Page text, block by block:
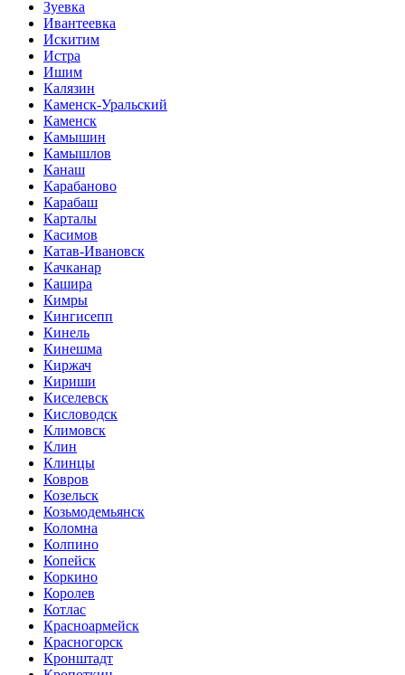
Зуевка
Ивантеевка
Искитим
Истра
Ишим
Калязин
Каменск-Уральский
Каменск
Камышин
Камышлов
Канаш
Карабаново
Карабаш
Карталы
Касимов
Катав-Ивановск
Качканар
Кашира
Кимры
Кингисепп
Кинель
Кинешма
Киржач
Кириши
Киселевск
Кисловодск
Климовск
Клин
Клинцы
Ковров
Козельск
Козьмодемьянск
Коломна
Колпино
Копейск
Коркино
Королев
Котлас
Красноармейск
Красногорск
Кронштадт